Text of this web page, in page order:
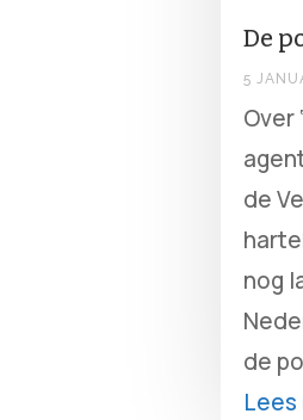
De
5
Over
de
nog
de